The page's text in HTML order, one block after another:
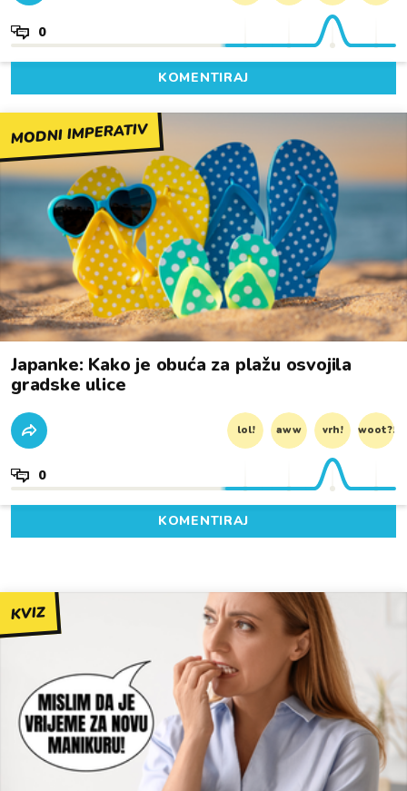
0
KOMENTIRAJ
MODNI IMPERATIV
Japanke: Kako je obuća za plažu osvojila
gradske ulice
lol! aww vrh! woot?!
0
KOMENTIRAJ
KVIZ